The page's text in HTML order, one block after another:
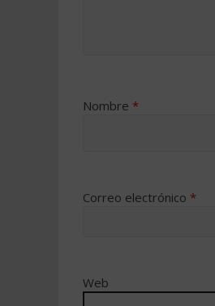
Nombre *
Correo electrónico *
Web